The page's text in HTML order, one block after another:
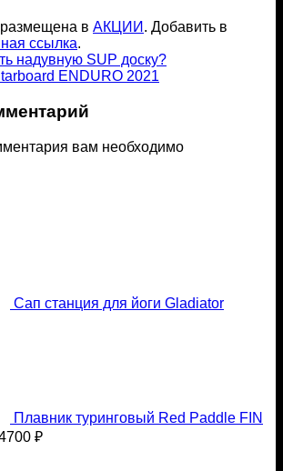
в АКЦИИ . Добавить в
ссылка.
надувную SUP доску?
ENDURO 2021
вам необходимо
Сап станция для йоги Gladiator
Плавник туринговый Red Paddle FIN
₽